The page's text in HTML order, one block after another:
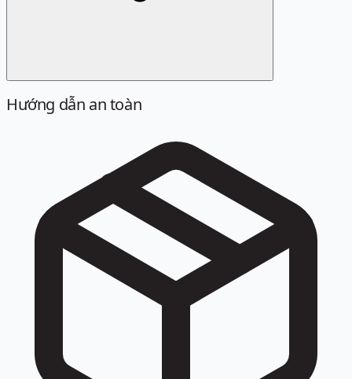
Định dạng chuẩn là 02377300006. Các cách viết sau đây
023 7730 0006, +842377300006, +84 23 77300006.
Hướng dẫn an toàn